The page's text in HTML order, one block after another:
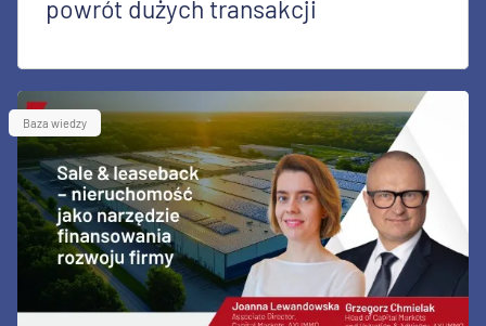
powrót dużych transakcji
Baza wiedzy